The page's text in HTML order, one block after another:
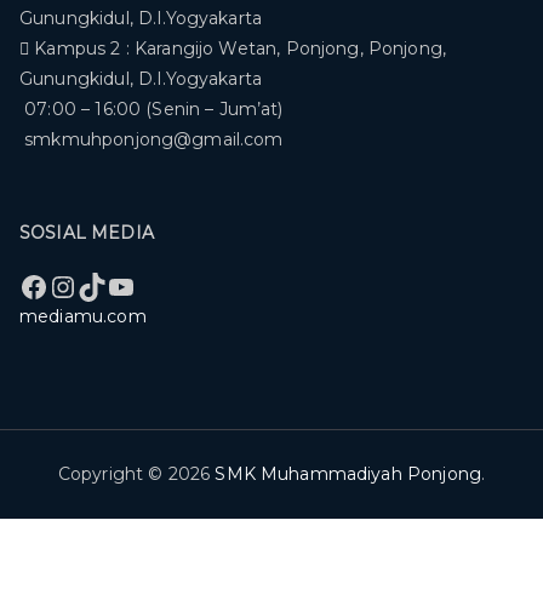
Gunungkidul, D.I.Yogyakarta
Kampus 2 : Karangijo Wetan, Ponjong, Ponjong,
Gunungkidul, D.I.Yogyakarta
07:00 – 16:00 (Senin – Jum’at)
smkmuhponjong@gmail.com
SOSIAL MEDIA
Facebook
Instagram
TikTok
YouTube
mediamu.com
Copyright © 2026SMK Muhammadiyah Ponjong.